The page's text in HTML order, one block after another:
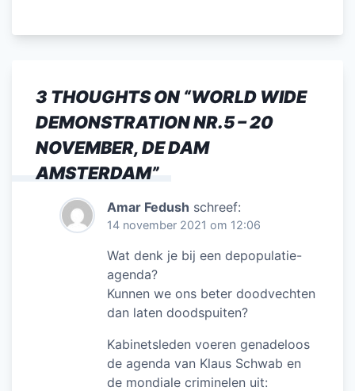
3 THOUGHTS ON “WORLD WIDE
DEMONSTRATION NR.5 – 20
NOVEMBER, DE DAM
AMSTERDAM”
Amar Fedush schreef:
14 november 2021 om 12:06
Wat denk je bij een depopulatie-
agenda?
Kunnen we ons beter doodvechten
dan laten doodspuiten?
Kabinetsleden voeren genadeloos
de agenda van Klaus Schwab en
de mondiale criminelen uit: